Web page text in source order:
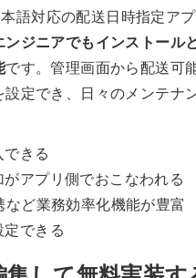
語対応の配送日時指定ア
ンジニアでもインストール
です。管理画面から配送可
定でき、日々のメンテナ
きる
アプリ側でおこなわれる
ど業務効率化機能が豊富
できる